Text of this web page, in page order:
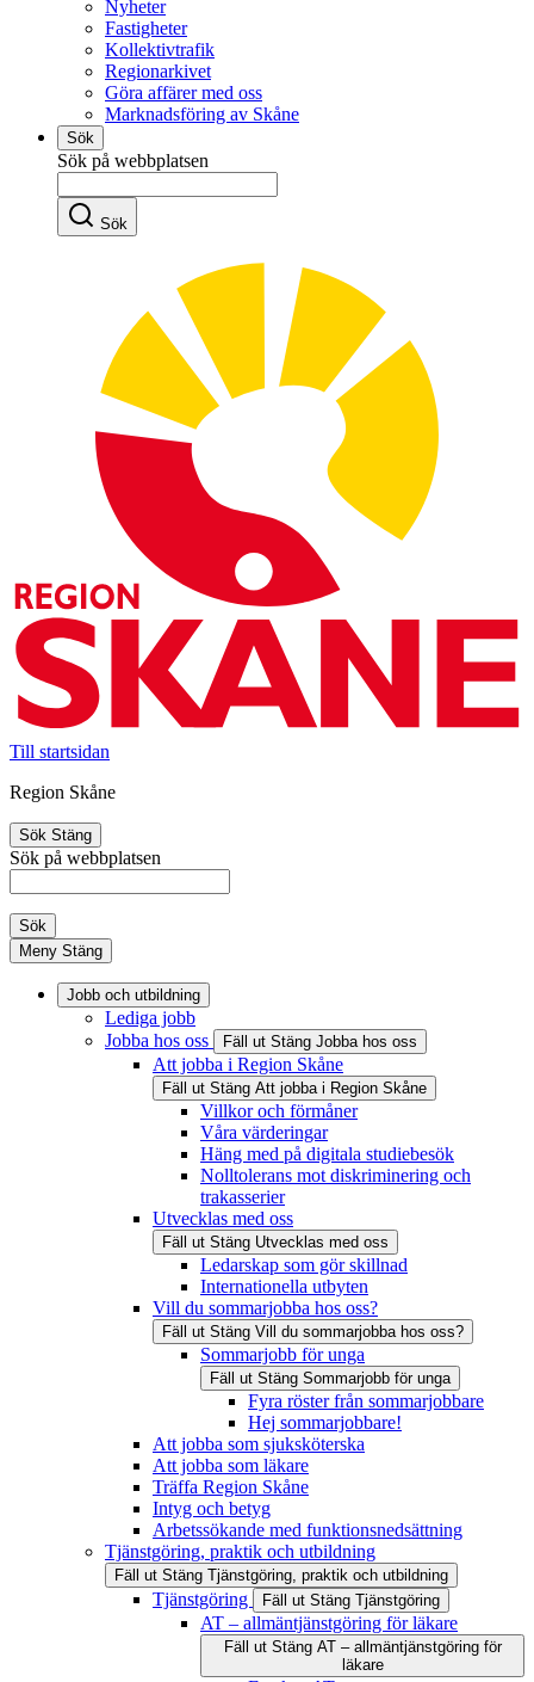
Nyheter
Fastigheter
Kollektivtrafik
Regionarkivet
Göra affärer med oss
Marknadsföring av Skåne
Sök
Sök på webbplatsen
Sök
Till startsidan
Region Skåne
Sök Stäng
Sök på webbplatsen
Sök
Meny Stäng
Jobb och utbildning
Lediga jobb
Jobba hos oss
Fäll ut Stäng Jobba hos oss
Att jobba i Region Skåne
Fäll ut Stäng Att jobba i Region Skåne
Villkor och förmåner
Våra värderingar
Häng med på digitala studiebesök
Nolltolerans mot diskriminering och
trakasserier
Utvecklas med oss
Fäll ut Stäng Utvecklas med oss
Ledarskap som gör skillnad
Internationella utbyten
Vill du sommarjobba hos oss?
Fäll ut Stäng Vill du sommarjobba hos oss?
Sommarjobb för unga
Fäll ut Stäng Sommarjobb för unga
Fyra röster från sommarjobbare
Hej sommarjobbare!
Att jobba som sjuksköterska
Att jobba som läkare
Träffa Region Skåne
Intyg och betyg
Arbetssökande med funktionsnedsättning
Tjänstgöring, praktik och utbildning
Fäll ut Stäng Tjänstgöring, praktik och utbildning
Tjänstgöring Fäll ut Stäng Tjänstgöring
AT – allmäntjänstgöring för läkare
Fäll ut Stäng AT – allmäntjänstgöring för
läkare